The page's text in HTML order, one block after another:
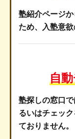
塾紹介ページ
ため、入塾意
自
塾探しの窓口
るいはチェッ
ておりません。